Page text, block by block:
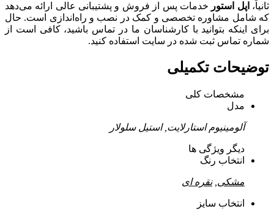
ثانیاً، اپل استور خدمات پس از فروش و پشتیبانی عالی ارائه می‌دهد
که شامل مشاوره تخصصی و کمک در نصب و راه‌اندازی است. حال
برای اینکه بتوانید با کارشناسان ما در تماس باشید، کافی است از
شماره تماس ثبت شده در سایت استفاده کنید.
توضیحات تکمیلی
مشخصات کلی
مدل
آلومینیوم استارلایت, استیل سلولار
دیگر ویژگی ها
انتخاب رنگ
مشکی ,نقره ای
انتخاب سایز